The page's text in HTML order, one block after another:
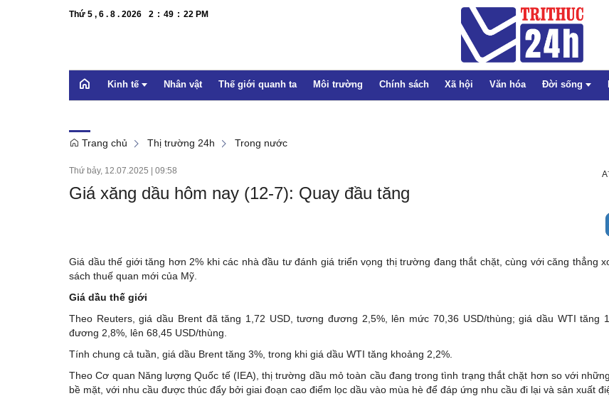
Thứ 5 , 6 . 8 . 2026 2 : 49 : 23 PM
Kinh tế
OCOP
Bất động sản
Doanh nghiệp
Dự báo
Nhân vật Thế giới quanh ta Môi trường Chính sách Xã hội Văn hóa Đời sống
Emagazine
Trang chủ Thị trường 24h Trong nước
Thứ bảy, 12.07.2025 | 09:58 A-
Giá xăng dầu hôm nay (12-7): Quay đầu tăng
Giá dầu thế giới tăng hơn 2% khi các nhà đầu tư đánh giá triển vọng thị trường đang thắt chặt, cùng với căng thẳng
sách thuế quan mới của Mỹ.
Giá dầu thế giới
Theo Reuters, giá dầu Brent đã tăng 1,72 USD, tương đương 2,5%, lên mức 70,36 USD/thùng; giá dầu WTI tăng
đương 2,8%, lên 68,45 USD/thùng.
Tính chung cả tuần, giá dầu Brent tăng 3%, trong khi giá dầu WTI tăng khoảng 2,2%.
Theo Cơ quan Năng lượng Quốc tế (IEA), thị trường dầu mỏ toàn cầu đang trong tình trạng thắt chặt hơn so với
bề mặt, với nhu cầu được thúc đẩy bởi giai đoạn cao điểm lọc dầu vào mùa hè để đáp ứng nhu cầu đi lại và sản xuất